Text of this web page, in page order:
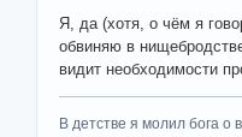
Я, да (хотя, о чём я
обвиняю в
видит необходимости
В детстве я молил бога о